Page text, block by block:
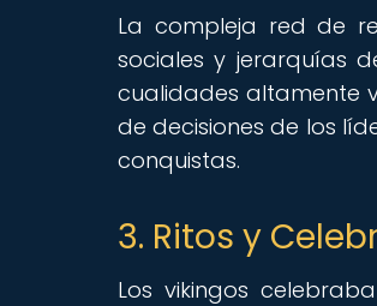
La compleja red de
sociales y jerarquías
cualidades altamente
de decisiones de los
conquistas.
3. Ritos y
Los vikingos